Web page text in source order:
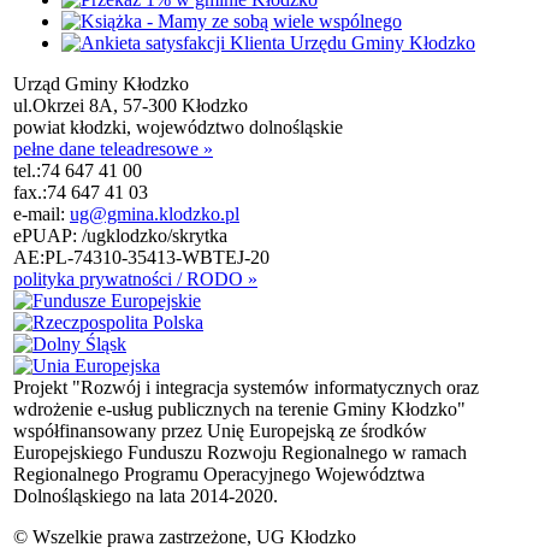
Urząd Gminy Kłodzko
ul.Okrzei 8A, 57-300 Kłodzko
powiat kłodzki, województwo dolnośląskie
pełne dane teleadresowe »
tel.:74 647 41 00
fax.:74 647 41 03
e-mail: ug@gmina.klodzko.pl
ePUAP: /ugklodzko/skrytka
AE:PL-74310-35413-WBTEJ-20
polityka prywatności / RODO »
Projekt "Rozwój i integracja systemów informatycznych oraz
wdrożenie e-usług publicznych na terenie Gminy Kłodzko"
współfinansowany przez Unię Europejską ze środków
Europejskiego Funduszu Rozwoju Regionalnego w ramach
Regionalnego Programu Operacyjnego Województwa
Dolnośląskiego na lata 2014-2020.
© Wszelkie prawa zastrzeżone, UG Kłodzko